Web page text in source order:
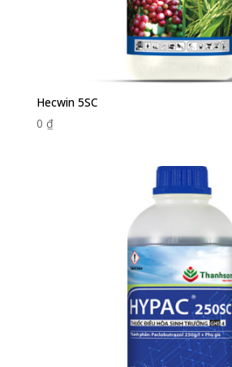
Hecwin 5SC
0 ₫